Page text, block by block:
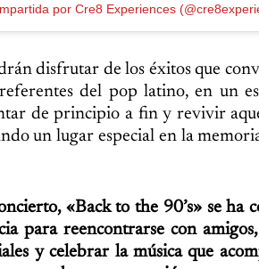
por Cre8 Experiences
disfrutar de los éxitos que
del pop latino, en un
de principio a fin y revivir
un lugar especial en la
«Back to the 90’s» se ha
para reencontrarse con
y celebrar la música que